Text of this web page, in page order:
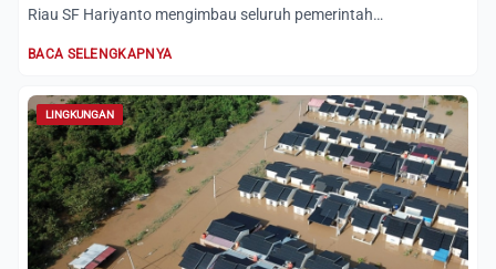
Riau SF Hariyanto mengimbau seluruh pemerintah
BACA SELENGKAPNYA
LINGKUNGAN